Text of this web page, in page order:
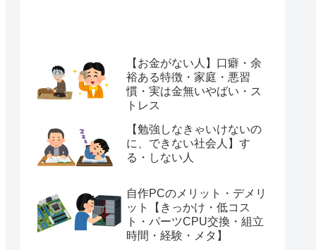
【お金がない人】口癖・余
裕ある特徴・家庭・悪習
慣・実は金無いやばい・ス
トレス
【勉強しなきゃいけないの
に、できない社会人】す
る・しない人
自作PCのメリット・デメリ
ット【きっかけ・低コス
ト・パーツCPU交換・組立
時間・経験・メタ】